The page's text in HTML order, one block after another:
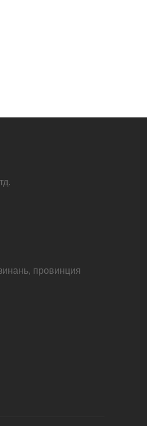
провинция